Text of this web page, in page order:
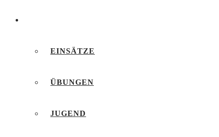
EINSÄTZE
ÜBUNGEN
JUGEND